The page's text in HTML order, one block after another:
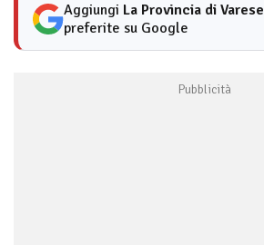
Aggiungi La Provincia di Varese
preferite su Google